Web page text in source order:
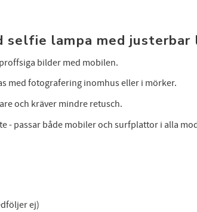
selfie lampa med justerbar
bilder med mobilen.
med fotografering inomhus eller i mörker.
och kräver mindre retusch.
- passar både mobiler och surfplattor i alla
ej)
Anmäl dig till